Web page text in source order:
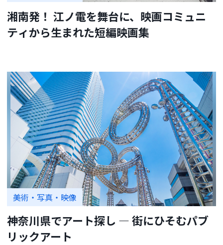
湘南発！ 江ノ電を舞台に、映画コミュニ
ティから生まれた短編映画集
美術・写真・映像
神奈川県でアート探し ― 街にひそむパブ
リックアート